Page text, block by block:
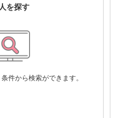
を探す
件から検索ができます。